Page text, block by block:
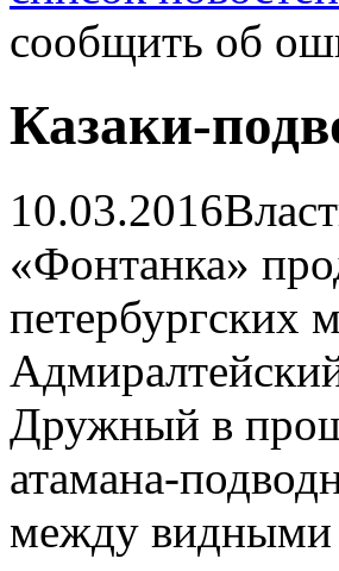
сообщить об
Казаки-
10.03.2016
«Фонтанка»
петербургских
Дружный в
атамана-
между видными